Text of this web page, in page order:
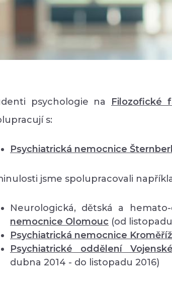
psychologie na Filozofické
s:
Psychiatrická nemocnice
jsme spolupracovali
Neurologická, dětská a
nemocnice Olomouc (od
Psychiatrická nemocnice Kroměříž
Psychiatrické oddělení
dubna 2014 - do listopadu 2016)